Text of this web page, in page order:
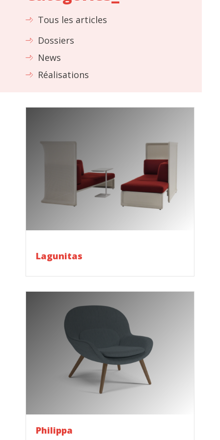
Tous les articles
Dossiers
News
Réalisations
Lagunitas
Philippa